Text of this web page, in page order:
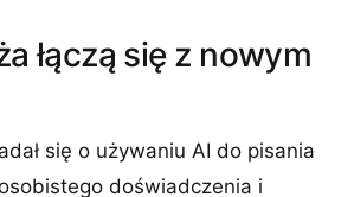
łączą się z nowym
się o używaniu AI do pisania
doświadczenia i